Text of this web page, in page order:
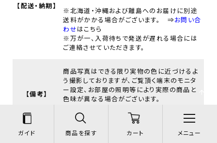
【配送・納期】
※北海道・沖縄および離島へのお届けに別途
送料がかかる場合がございます。 ⇒お問い合
わせはこちら
※万が一、入荷待ちで発送が遅れる場合には
ご連絡させていただきます。
【備考】
商品写真はできる限り実物の色に近づけるよ
う撮影しておりますが、ご覧頂く端末のモニタ
ー設定、お部屋の照明等により実際の商品と
色味が異なる場合がございます。
その他、お買い物に関することは
ショッピング
ガイドのページをご覧ください。